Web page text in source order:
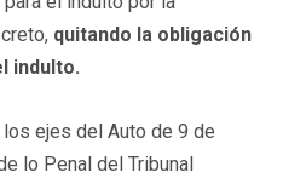
quitando la obligación
indulto.
ejes del Auto de 9 de
lo Penal del Tribunal